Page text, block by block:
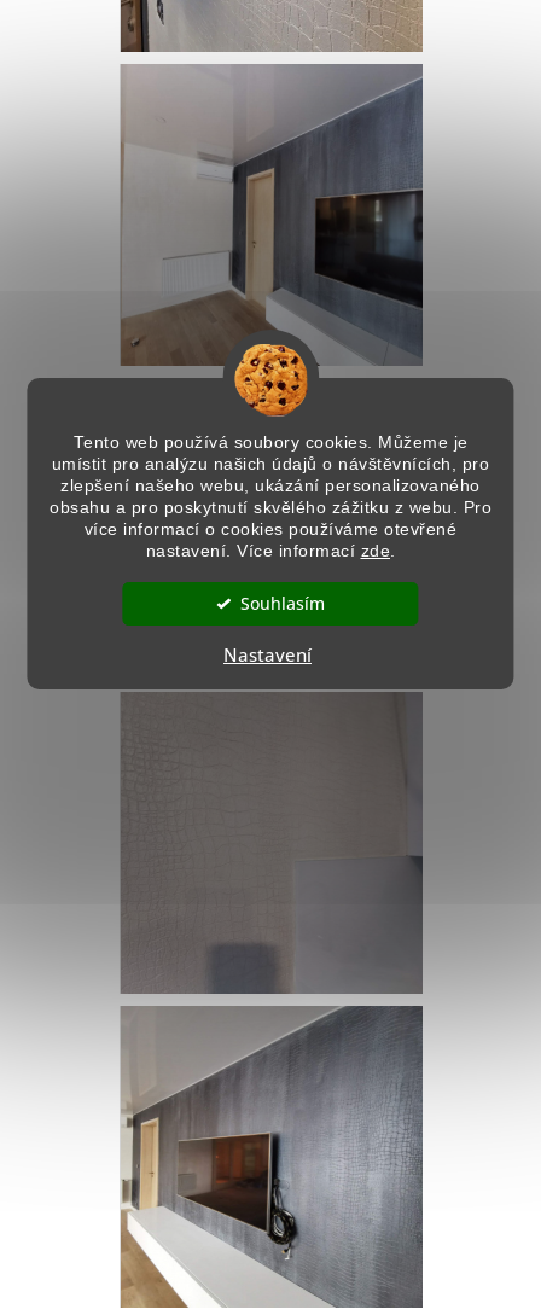
Tento web používá soubory cookies. Můžeme je
umístit pro analýzu našich údajů o návštěvnících, pro
zlepšení našeho webu, ukázání personalizovaného
obsahu a pro poskytnutí skvělého zážitku z webu. Pro
více informací o cookies používáme otevřené
nastavení. Více informací zde.
Souhlasím
Nastavení